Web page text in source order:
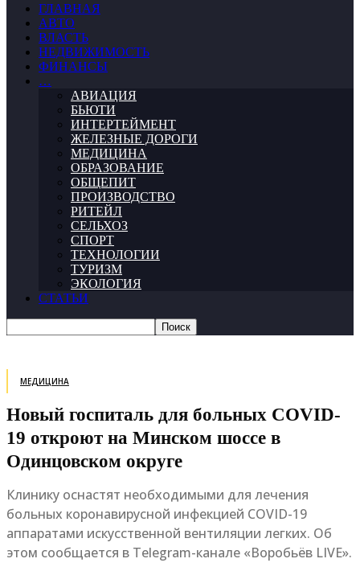
ГЛАВНАЯ
АВТО
ВЛАСТЬ
НЕДВИЖИМОСТЬ
ФИНАНСЫ
…
АВИАЦИЯ
БЬЮТИ
ИНТЕРТЕЙМЕНТ
ЖЕЛЕЗНЫЕ ДОРОГИ
МЕДИЦИНА
ОБРАЗОВАНИЕ
ОБЩЕПИТ
ПРОИЗВОДСТВО
РИТЕЙЛ
СЕЛЬХОЗ
СПОРТ
ТЕХНОЛОГИИ
ТУРИЗМ
ЭКОЛОГИЯ
СТАТЬИ
МЕДИЦИНА
Новый госпиталь для больных COVID-
19 откроют на Минском шоссе в
Одинцовском округе
Клинику оснастят необходимыми для лечения
больных коронавирусной инфекцией COVID-19
аппаратами искусственной вентиляции легких. Об
этом сообщается в Telegram-канале «Воробьёв LIVE».